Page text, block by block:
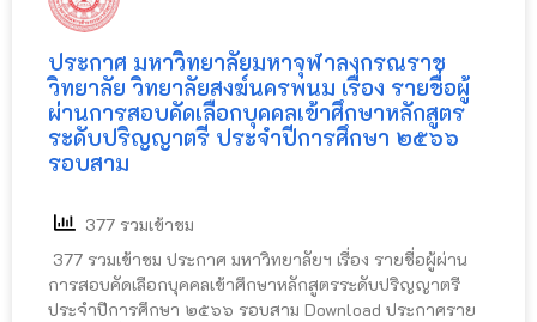
ประกาศ มหาวิทยาลัยมหาจุฬาลงกรณราช
วิทยาลัย วิทยาลัยสงฆ์นครพนม เรื่อง รายชื่อผู้
ผ่านการสอบคัดเลือกบุคคลเข้าศึกษาหลักสูตร
ระดับปริญญาตรี ประจําปีการศึกษา ๒๕๖๖
รอบสาม
377 รวมเข้าชม
377 รวมเข้าชม ประกาศ มหาวิทยาลัยฯ เรื่อง รายชื่อผู้ผ่าน
การสอบคัดเลือกบุคคลเข้าศึกษาหลักสูตรระดับปริญญาตรี
ประจําปีการศึกษา ๒๕๖๖ รอบสาม Download ประกาศราย